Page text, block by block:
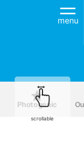
menu
Photogenic